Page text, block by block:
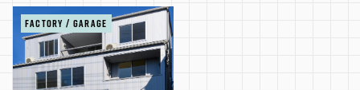
FACTORY / GARAGE